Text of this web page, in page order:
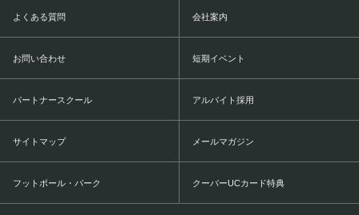
よくある質問 会社案内
お問い合わせ 短期イベント
パートナースクール アルバイト採用
サイトマップ メールマガジン
フットボール・パーク クーバーUCカード特典